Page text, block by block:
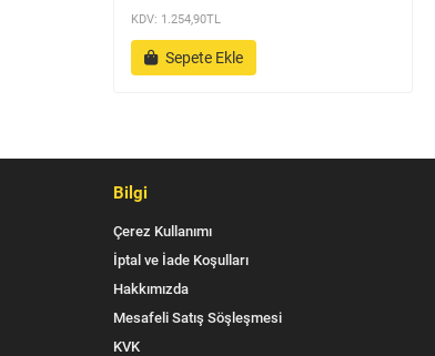
KDV: 1.254,90TL
Sepete Ekle
Bilgi
Çerez Kullanımı
İptal ve İade Koşulları
Hakkımızda
Mesafeli Satış Söşleşmesi
KVK